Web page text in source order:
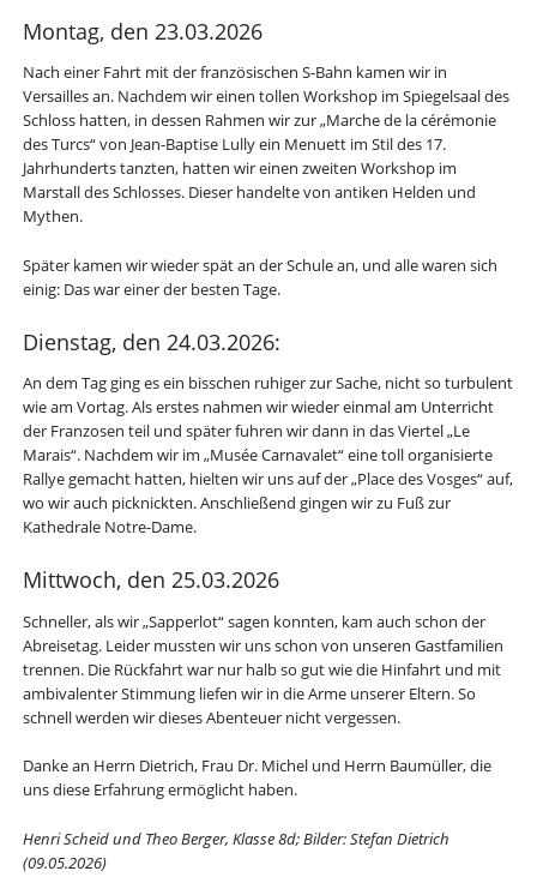
Montag, den 23.03.2026
Nach einer Fahrt mit der französischen S-Bahn kamen wir in
Versailles an. Nachdem wir einen tollen Workshop im Spiegelsaal des
Schloss hatten, in dessen Rahmen wir zur „Marche de la cérémonie
des Turcs“ von Jean-Baptise Lully ein Menuett im Stil des 17.
Jahrhunderts tanzten, hatten wir einen zweiten Workshop im
Marstall des Schlosses. Dieser handelte von antiken Helden und
Mythen.
Später kamen wir wieder spät an der Schule an, und alle waren sich
einig: Das war einer der besten Tage.
Dienstag, den 24.03.2026:
An dem Tag ging es ein bisschen ruhiger zur Sache, nicht so turbulent
wie am Vortag. Als erstes nahmen wir wieder einmal am Unterricht
der Franzosen teil und später fuhren wir dann in das Viertel „Le
Marais“. Nachdem wir im „Musée Carnavalet“ eine toll organisierte
Rallye gemacht hatten, hielten wir uns auf der „Place des Vosges“ auf,
wo wir auch picknickten. Anschließend gingen wir zu Fuß zur
Kathedrale Notre-Dame.
Mittwoch, den 25.03.2026
Schneller, als wir „Sapperlot“ sagen konnten, kam auch schon der
Abreisetag. Leider mussten wir uns schon von unseren Gastfamilien
trennen. Die Rückfahrt war nur halb so gut wie die Hinfahrt und mit
ambivalenter Stimmung liefen wir in die Arme unserer Eltern. So
schnell werden wir dieses Abenteuer nicht vergessen.
Danke an Herrn Dietrich, Frau Dr. Michel und Herrn Baumüller, die
uns diese Erfahrung ermöglicht haben.
Henri Scheid und Theo Berger, Klasse 8d; Bilder: Stefan Dietrich
(09.05.2026)